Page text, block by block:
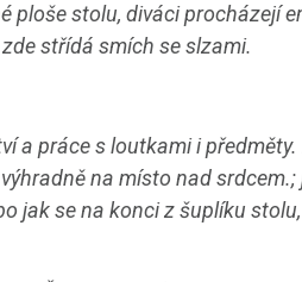
ploše stolu, diváci procházejí
střídá smích se slzami.
a práce s loutkami i
na místo nad srdcem.;
jak se na konci z šuplíku